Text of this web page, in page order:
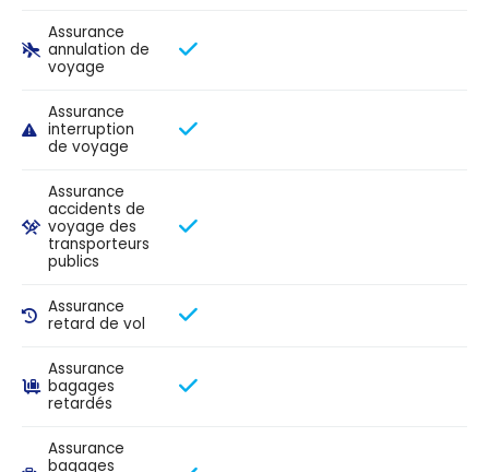
Assurance
annulation de
voyage
Assurance
interruption
de voyage
Assurance
accidents de
voyage des
transporteurs
publics
Assurance
retard de vol
Assurance
bagages
retardés
Assurance
bagages